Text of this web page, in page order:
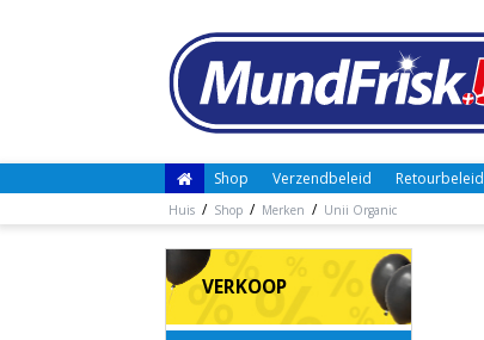
Shop Verzendbeleid Retourbeleid
Huis / Shop / Merken / Unii Organic
VERKOOP